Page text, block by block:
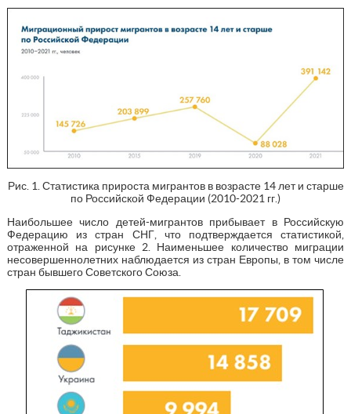
Рис. 1. Статистика прироста мигрантов в возрасте 14 лет и старше
по Российской Федерации (2010-2021 гг.)
Наибольшее число детей-мигрантов прибывает в Российскую
Федерацию из стран СНГ, что подтверждается статистикой,
отраженной на рисунке 2. Наименьшее количество миграции
несовершеннолетних наблюдается из стран Европы, в том числе
стран бывшего Советского Союза.